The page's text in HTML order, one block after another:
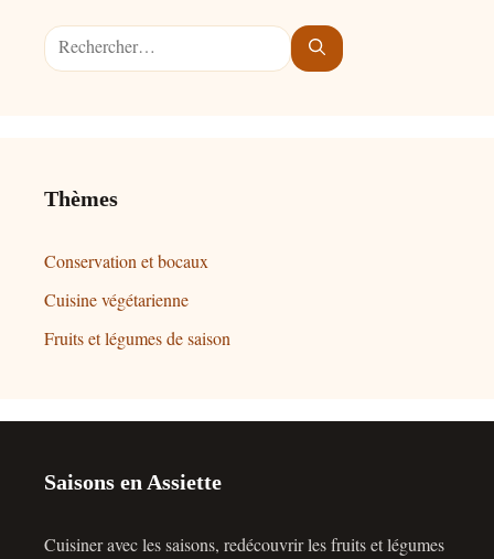
Rechercher :
Thèmes
Conservation et bocaux
Cuisine végétarienne
Fruits et légumes de saison
Saisons en Assiette
Cuisiner avec les saisons, redécouvrir les fruits et légumes